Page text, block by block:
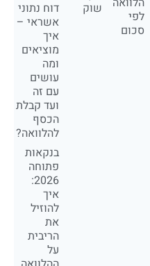
לפי
סכום
שוק
דוח נתוני
אשראי –
איך
מוציאים
ומה
עושים
עם זה
ועד קבלת
הכסף
להלוואה?
בנקאות
פתוחה
2026:
איך
להוזיל
את
הריבית
על